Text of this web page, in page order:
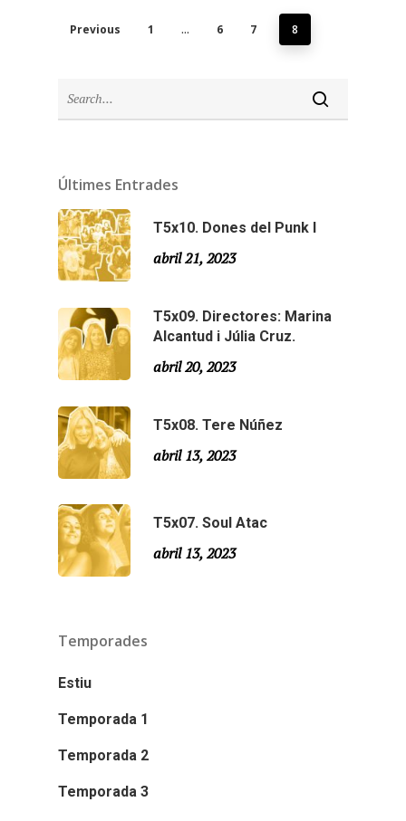
Previous 1 … 6 7 8
Últimes Entrades
T5x10. Dones del Punk I
abril 21, 2023
T5x09. Directores: Marina
Alcantud i Júlia Cruz.
abril 20, 2023
T5x08. Tere Núñez
abril 13, 2023
T5x07. Soul Atac
abril 13, 2023
Temporades
Estiu
Temporada 1
Temporada 2
Temporada 3